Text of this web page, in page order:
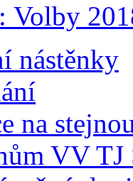
Volby
nástěnky
na
VV